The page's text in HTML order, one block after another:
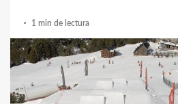
1 min de lectura